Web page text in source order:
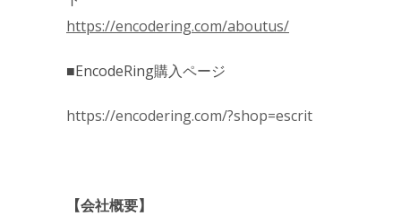
https://encodering.com/aboutus/
■EncodeRing購入ページ
https://encodering.com/?shop=​escrit
【会社概要】